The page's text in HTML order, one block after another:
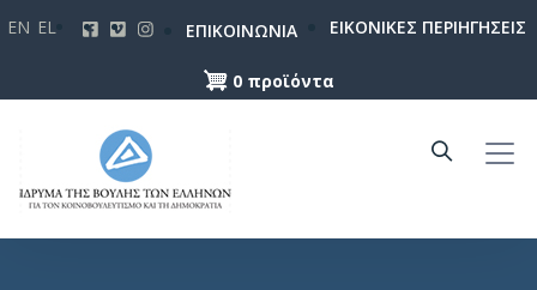
κυρίως
περιεχόμενο
EN EL ΕΠΙΚΟΙΝΩΝΙΑ ΕΙΚΟΝΙΚΕΣ ΠΕΡΙΗΓΗΣΕΙΣ
0 προϊόντα